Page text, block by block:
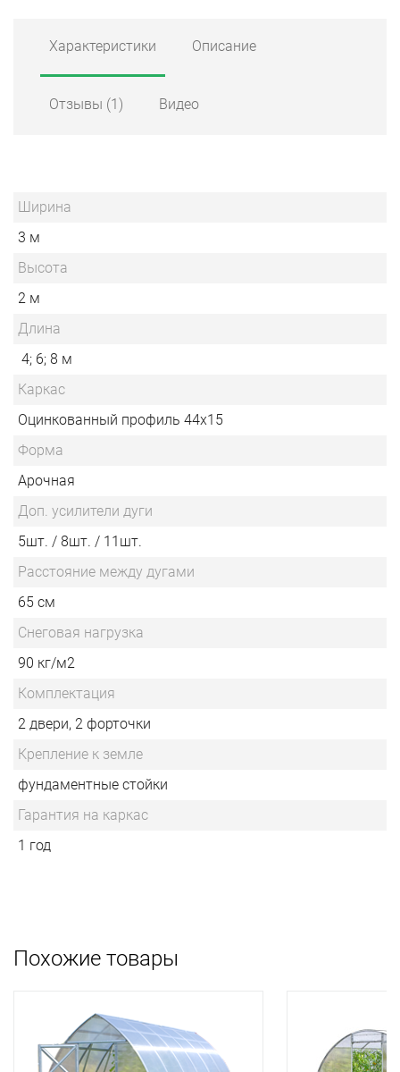
Характеристики Описание
Отзывы (1) Видео
Ширина
3 м
Высота
2 м
Длина
4; 6; 8 м
Каркас
Оцинкованный профиль 44х15
Форма
Арочная
Доп. усилители дуги
5шт. / 8шт. / 11шт.
Расстояние между дугами
65 см
Снеговая нагрузка
90 кг/м2
Комплектация
2 двери, 2 форточки
Крепление к земле
фундаментные стойки
Гарантия на каркас
1 год
Похожие товары